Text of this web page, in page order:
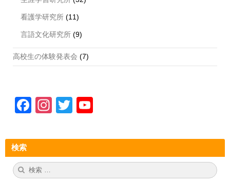
看護学研究所 (11)
言語文化研究所 (9)
高校生の体験発表会 (7)
F
c
e
b
In
a
gr
T
tt
er
u
T
検索
検
索: